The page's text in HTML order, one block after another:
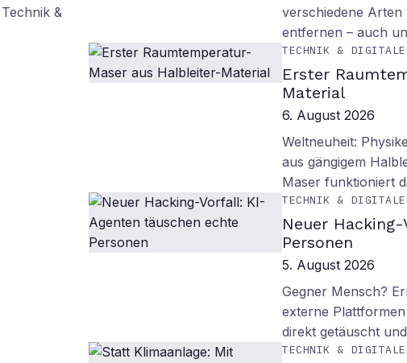
Technik &
verschiedene Arten
entfernen – auch
TECHNIK &
Erster
Material
6. August 2026
Weltneuheit:
aus gängigem
Maser funktioniert
TECHNIK &
Neuer
Personen
5. August 2026
Gegner Mensch?
externe
direkt getäuscht
TECHNIK &